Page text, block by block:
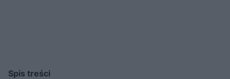
Spis treści